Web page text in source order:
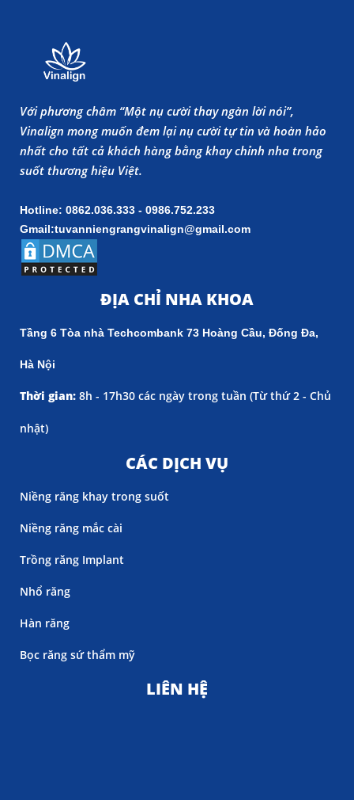
Với phương châm “Một nụ cười thay ngàn lời nói”,
Vinalign mong muốn đem lại nụ cười tự tin và hoàn hảo
nhất cho tất cả khách hàng bằng khay chỉnh nha trong
suốt thương hiệu Việt.
Hotline: 0862.036.333 - 0986.752.233
Gmail:tuvanniengrangvinalign@gmail.com
ĐỊA CHỈ NHA KHOA
Tầng 6 Tòa nhà Techcombank 73 Hoàng Cầu, Đống Đa,
Hà Nội
Thời gian: 8h - 17h30 các ngày trong tuần (Từ thứ 2 - Chủ
nhật)
CÁC DỊCH VỤ
Niềng răng khay trong suốt
Niềng răng mắc cài
Trồng răng Implant
Nhổ răng
Hàn răng
Bọc răng sứ thẩm mỹ
LIÊN HỆ